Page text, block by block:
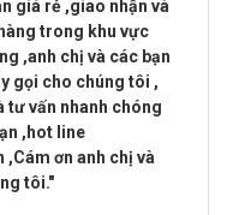
giá rẻ ,giao nhận và
trong khu vực
,anh chị và các bạn
gọi cho chúng tôi ,
tư vấn nhanh chóng
, hot line
,Cám ơn anh chị và
tôi."